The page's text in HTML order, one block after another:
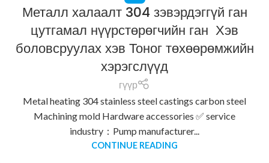
Металл халаалт 304 зэвэрдэггүй ган
цутгамал нүүрстөрөгчийн ган Хэв
боловсруулах хэв Тоног төхөөрөмжийн
хэрэгслүүд
гүүр
Metal heating 304 stainless steel castings carbon steel
Machining mold Hardware accessories ✅ service
industry：Pump manufacturer...
CONTINUE READING